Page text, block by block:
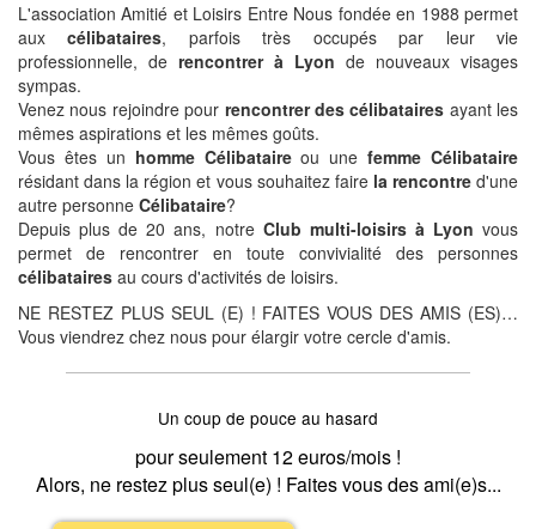
L'association Amitié et Loisirs Entre Nous fondée en 1988 permet
auxcélibataires, parfois très occupés par leur vie
professionnelle, de rencontrer à Lyon de nouveaux visages
sympas.
Venez nous rejoindre pour rencontrer des célibataires ayant les
mêmes aspirations et les mêmes goûts.
Vous êtes un homme Célibataireou unefemme Célibataire
résidant dans la région et vous souhaitez faire la rencontred'une
autre personne Célibataire?
Depuis plus de 20 ans, notre Club multi-loisirs à Lyon vous
permet de rencontrer en toute convivialité des personnes
célibataires au cours d'activités de loisirs.
NE RESTEZ PLUS SEUL (E) ! FAITES VOUS DES AMIS (ES)…
Vous viendrez chez nous pour élargir votre cercle d'amis.
Un coup de pouce au hasard
pour seulement 12 euros/mois !
Alors, ne restez plus seul(e) ! Faites vous des ami(e)s...